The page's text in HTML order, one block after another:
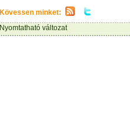
Kövessen minket:
Nyomtatható változat